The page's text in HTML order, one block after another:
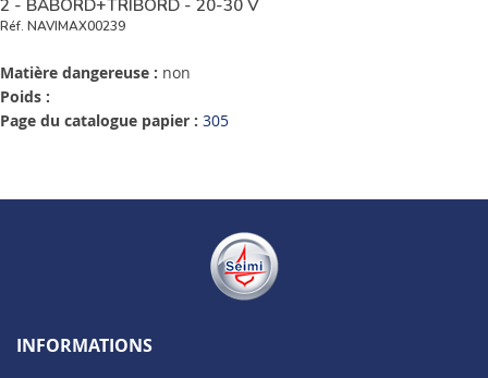
2 - BÂBORD+TRIBORD - 20-30 V
Réf. NAVIMAX00239
Matière dangereuse : non
Poids :
Page du catalogue papier : 305
INFORMATIONS